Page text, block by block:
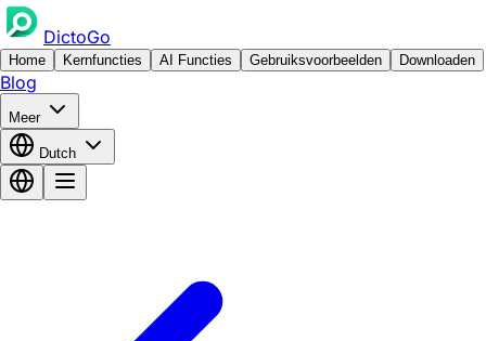
DictoGo
Home Kernfuncties AI Functies Gebruiksvoorbeelden Downloaden
Blog
Meer
Dutch